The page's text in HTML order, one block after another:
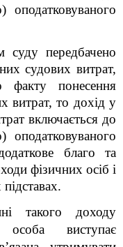
оподатковуваного
передбачено
судових витрат,
факту понесення
витрат, то дохід у
включається до
оподатковуваного
благо та
фізичних осіб і
такого доходу
особа виступає